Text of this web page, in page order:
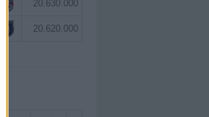
20.630.000
20.620.000